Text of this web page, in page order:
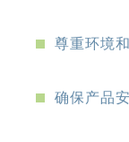
尊重环境
确保产品